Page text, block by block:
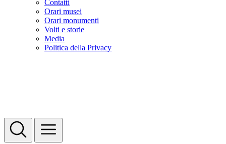
Contatti
Orari musei
Orari monumenti
Volti e storie
Media
Politica della Privacy